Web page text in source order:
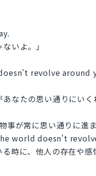
いよ。」
revolve around
なたの思い通りにいく
が常に思い通りに進
world doesn't
時に、他人の存在や